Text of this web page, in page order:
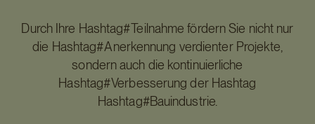
Durch Ihre Hashtag#Teilnahme fördern Sie nicht nur
die Hashtag#Anerkennung verdienter Projekte,
sondern auch die kontinuierliche
Hashtag#Verbesserung der Hashtag
Hashtag#Bauindustrie.